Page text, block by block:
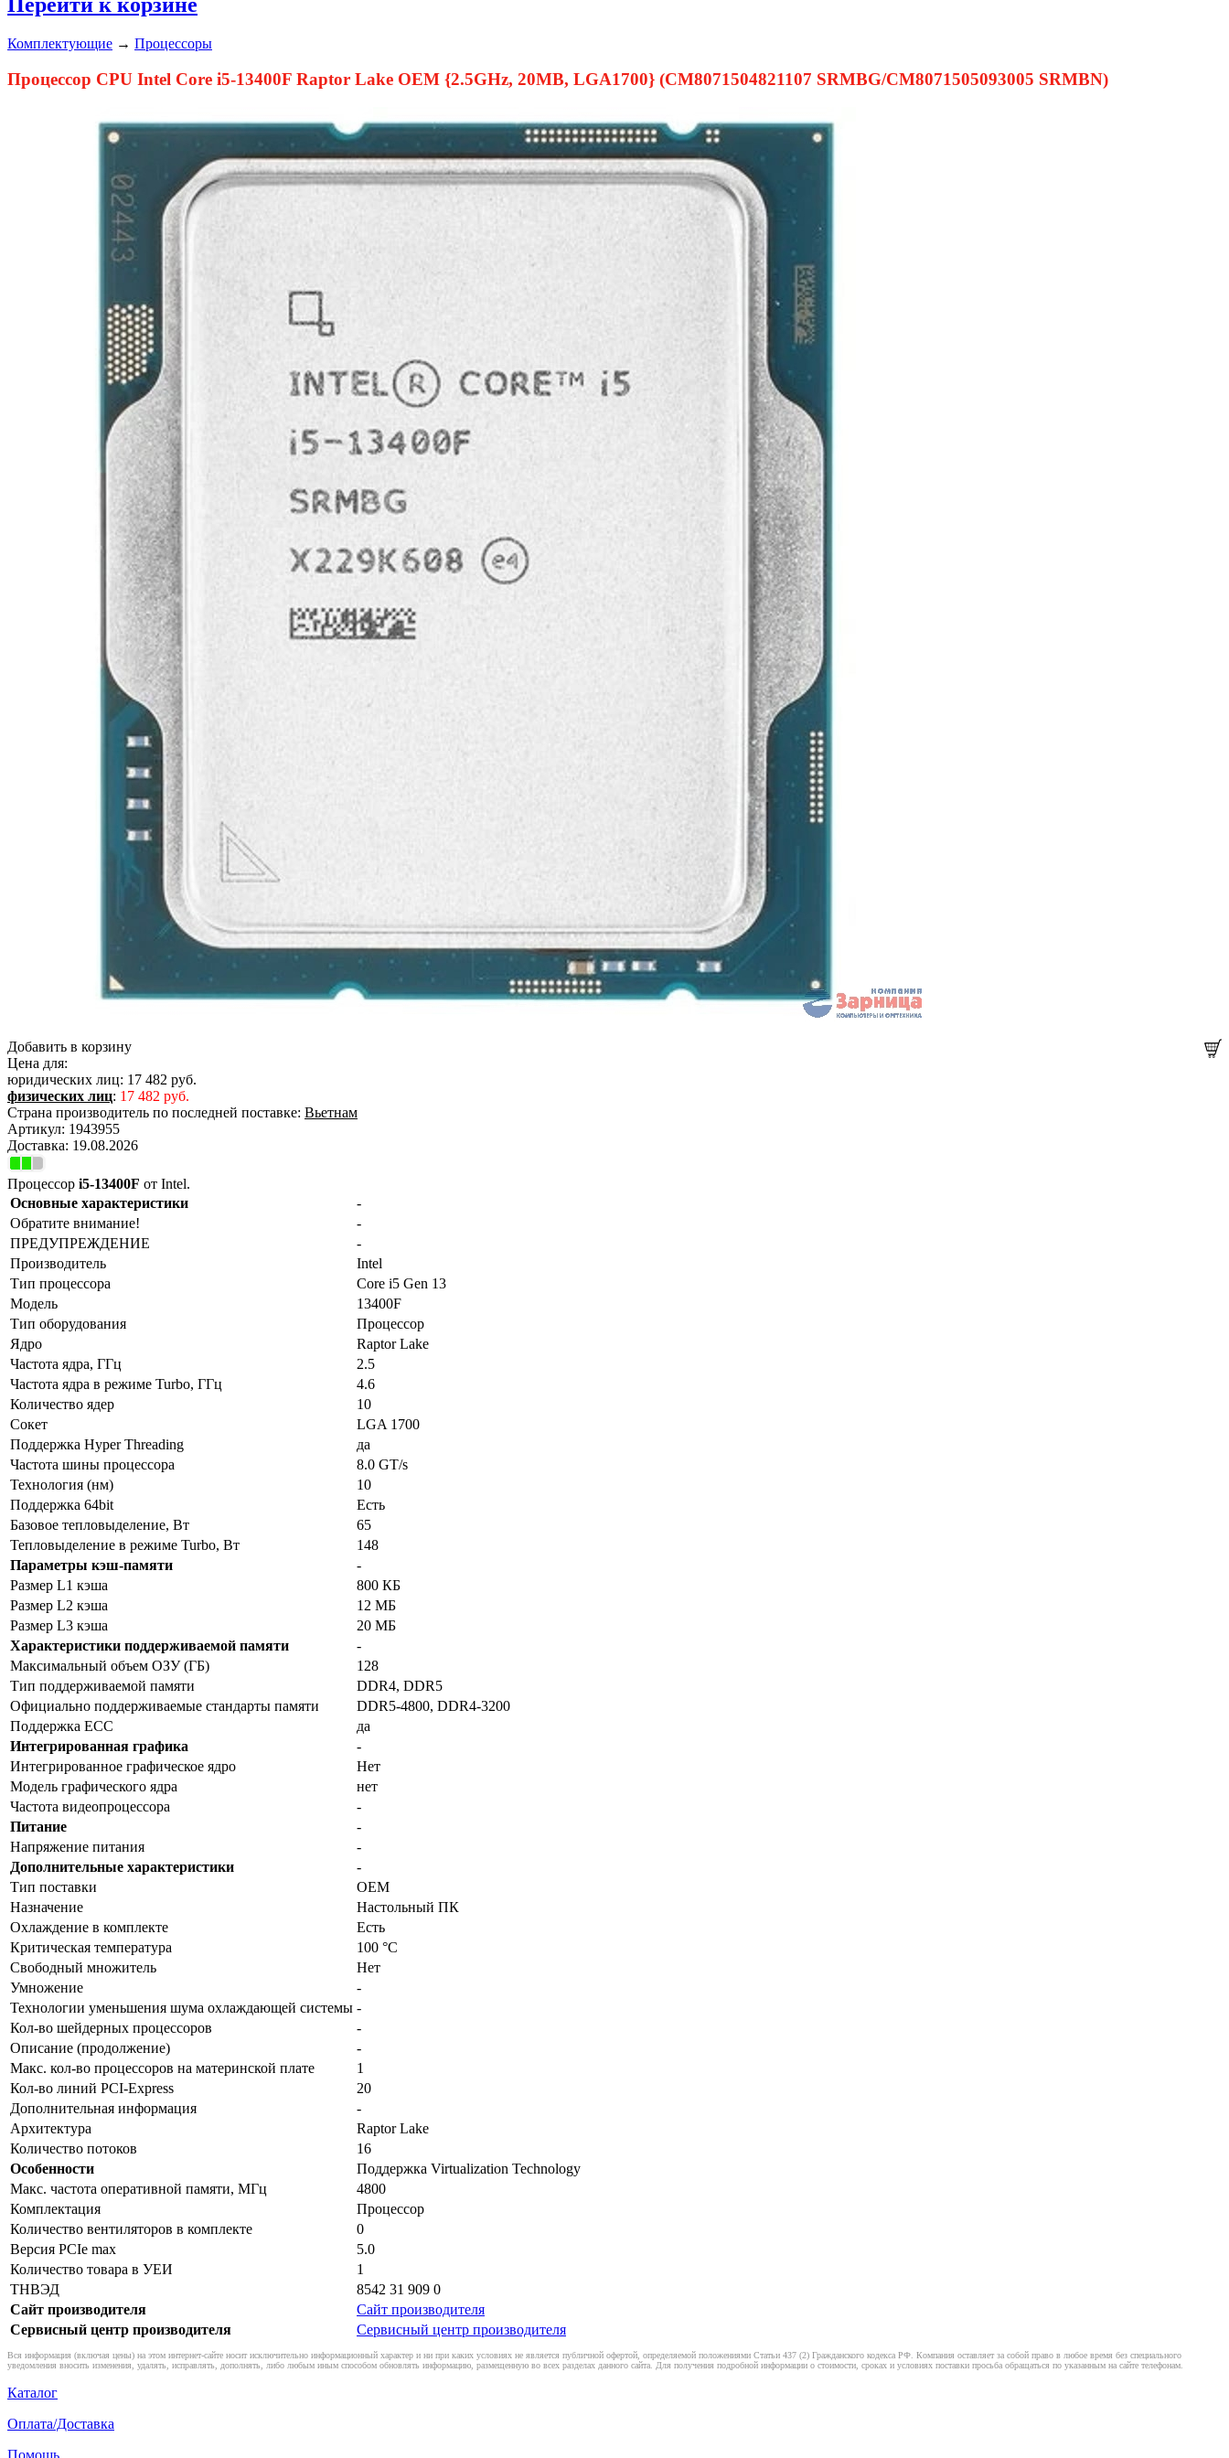
Комплектующие → Процессоры
Процессор CPU Intel Core i5-13400F Raptor Lake OEM {2.5GHz, 20MB, LGA1700} (CM8071504821107 SRMBG/CM8071505093005 SRMBN)
Добавить в корзину
Цена для:
юридических лиц: 17 482 руб.
физических лиц: 17 482 руб.
Страна производитель по последней поставке: Вьетнам
Артикул: 1943955
Доставка: 19.08.2026
Процессор i5-13400F от Intel.
Основные характеристики
-
Обратите внимание!
-
ПРЕДУПРЕЖДЕНИЕ
-
Производитель
Intel
Тип процессора
Core i5 Gen 13
Модель
13400F
Тип оборудования
Процессор
Ядро
Raptor Lake
Частота ядра, ГГц
2.5
Частота ядра в режиме Turbo, ГГц
4.6
Количество ядер
10
Сокет
LGA 1700
Поддержка Hyper Threading
да
Частота шины процессора
8.0 GT/s
Технология (нм)
10
Поддержка 64bit
Есть
Базовое тепловыделение, Вт
65
Тепловыделение в режиме Turbo, Вт
148
Параметры кэш-памяти
-
Размер L1 кэша
800 КБ
Размер L2 кэша
12 МБ
Размер L3 кэша
20 МБ
Характеристики поддерживаемой памяти
-
Максимальный объем ОЗУ (ГБ)
128
Тип поддерживаемой памяти
DDR4, DDR5
Официально поддерживаемые стандарты памяти
DDR5-4800, DDR4-3200
Поддержка ECC
да
Интегрированная графика
-
Интегрированное графическое ядро
Нет
Модель графического ядра
нет
Частота видеопроцессора
-
Питание
-
Напряжение питания
-
Дополнительные характеристики
-
Тип поставки
OEM
Назначение
Настольный ПК
Охлаждение в комплекте
Есть
Критическая температура
100 °C
Свободный множитель
Нет
Умножение
-
Технологии уменьшения шума охлаждающей системы -
Кол-во шейдерных процессоров
-
Описание (продолжение)
-
Макс. кол-во процессоров на материнской плате
1
Кол-во линий PCI-Express
20
Дополнительная информация
-
Архитектура
Raptor Lake
Количество потоков
16
Особенности
Поддержка Virtualization Technology
Макс. частота оперативной памяти, МГц
4800
Комплектация
Процессор
Количество вентиляторов в комплекте
0
Версия PCIe max
5.0
Количество товара в УЕИ
1
ТНВЭД
8542 31 909 0
Сайт производителя
Сайт производителя
Сервисный центр производителя
Сервисный центр производителя
Вся информация (включая цены) на этом интернет-сайте носит исключительно информационный характер и ни при каких условиях не является публичной офертой, определяемой положениями Статьи 437 (2) Гражданского кодекса РФ. Компания оставляет за собой право в любое время без специального
уведомления вносить изменения, удалять, исправлять, дополнять, либо любым иным способом обновлять информацию, размещенную во всех разделах данного сайта. Для получения подробной информации о стоимости, сроках и условиях поставки просьба обращаться по указанным на сайте телефонам.
Каталог
Оплата/Доставка
Помощь